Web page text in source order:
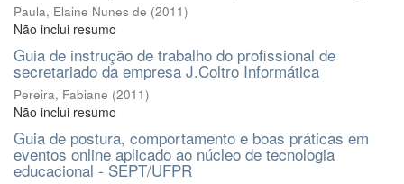
Paula, Elaine Nunes de (2011)
Não inclui resumo
Guia de instrução de trabalho do profissional de
secretariado da empresa J.Coltro Informática
Pereira, Fabiane (2011)
Não inclui resumo
Guia de postura, comportamento e boas práticas em
eventos online aplicado ao núcleo de tecnologia
educacional - SEPT/UFPR